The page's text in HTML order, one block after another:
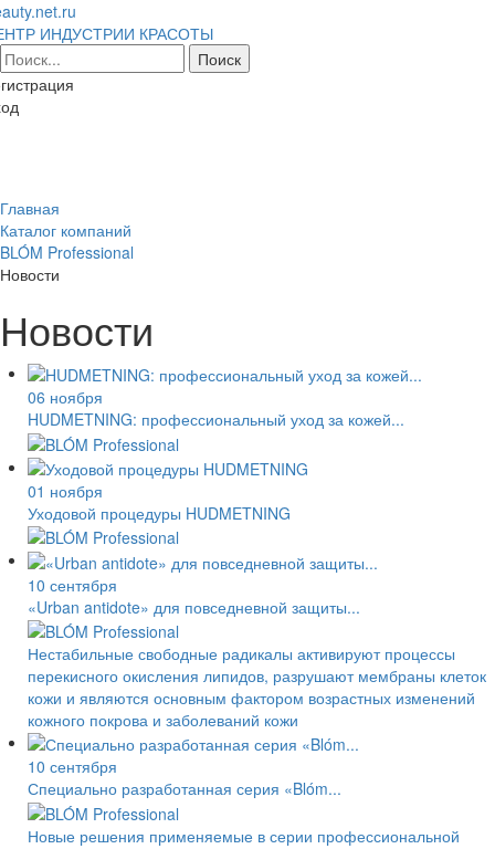
ИНДУСТРИИ КРАСОТЫ
Главная
Каталог компаний
BLÓM Professional
Новости
Новости
06 ноября
HUDMETNING: профессиональный уход за кожей...
01 ноября
Уходовой процедуры HUDMETNING
10 сентября
«Urban antidote» для повседневной защиты...
Нестабильные свободные радикалы активируют процессы
перекисного окисления липидов, разрушают мембраны клеток
кожи и являются основным фактором возрастных изменений
кожного покрова и заболеваний кожи
10 сентября
Специально разработанная серия «Blóm...
Новые решения применяемые в серии профессиональной